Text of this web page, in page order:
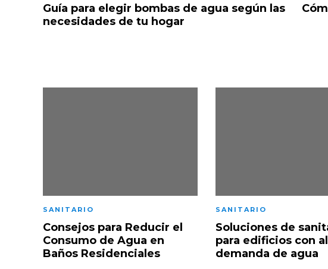
Guía para elegir bombas de agua según las
necesidades de tu hogar
SANITARIO
Consejos para Reducir el
Consumo de Agua en
Baños Residenciales
SANITARIO
Soluciones de
para edificios con
demanda de agua